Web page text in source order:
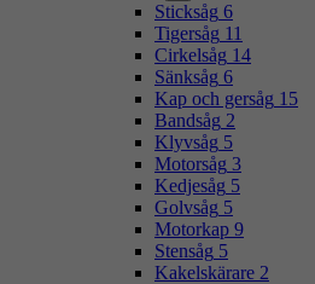
Sticksåg 6
Tigersåg 11
Cirkelsåg 14
Sänksåg 6
Kap och gersåg 15
Bandsåg 2
Klyvsåg 5
Motorsåg 3
Kedjesåg 5
Golvsåg 5
Motorkap 9
Stensåg 5
Kakelskärare 2